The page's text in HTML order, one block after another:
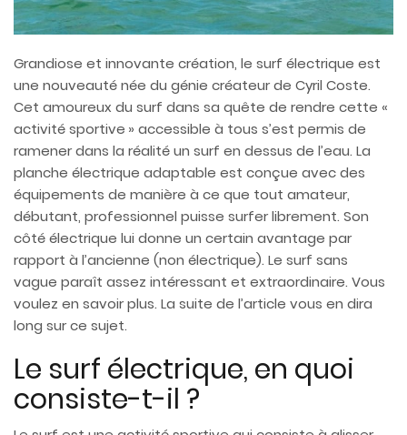
Grandiose et innovante création, le surf électrique est
une nouveauté née du génie créateur de Cyril Coste.
Cet amoureux du surf dans sa quête de rendre cette «
activité sportive » accessible à tous s’est permis de
ramener dans la réalité un surf en dessus de l’eau. La
planche électrique adaptable est conçue avec des
équipements de manière à ce que tout amateur,
débutant, professionnel puisse surfer librement. Son
côté électrique lui donne un certain avantage par
rapport à l’ancienne (non électrique). Le surf sans
vague paraît assez intéressant et extraordinaire. Vous
voulez en savoir plus. La suite de l’article vous en dira
long sur ce sujet.
Le surf électrique, en quoi
consiste-t-il ?